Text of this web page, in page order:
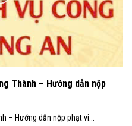
Thành – Hướng dẫn nộp
– Hướng dẫn nộp phạt vi...